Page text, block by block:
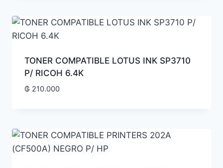
TONER COMPATIBLE LOTUS INK SP3710
P/ RICOH 6.4K
₲ 210.000